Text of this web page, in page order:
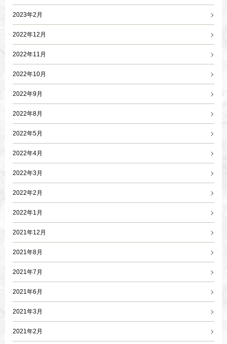
2023年2月
2022年12月
2022年11月
2022年10月
2022年9月
2022年8月
2022年5月
2022年4月
2022年3月
2022年2月
2022年1月
2021年12月
2021年8月
2021年7月
2021年6月
2021年3月
2021年2月